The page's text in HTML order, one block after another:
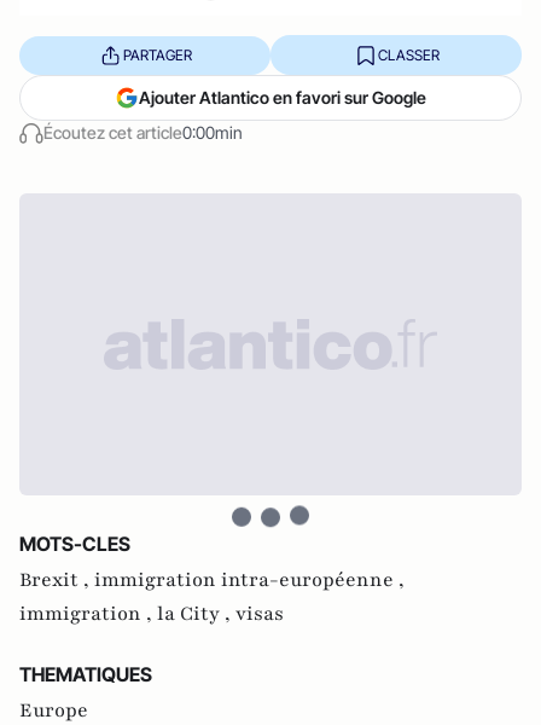
Écoutez cet article0:00min
PARTAGER CLASSER
Ajouter Atlantico en favori sur Google
MOTS-CLES
Brexit , immigration intra-européenne ,
immigration , la City , visas
THEMATIQUES
Europe